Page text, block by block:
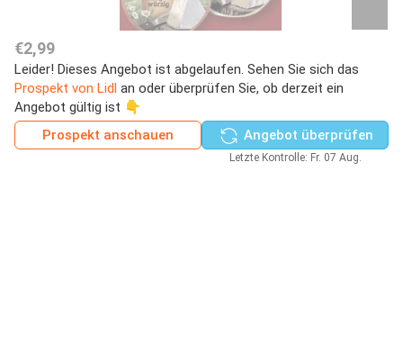
€2,99
Leider! Dieses Angebot ist abgelaufen. Sehen Sie sich das
Prospekt von Lidl an oder überprüfen Sie, ob derzeit ein
Angebot gültig ist 👇
Prospekt anschauen
Angebot überprüfen
Letzte Kontrolle: Fr. 07 Aug.